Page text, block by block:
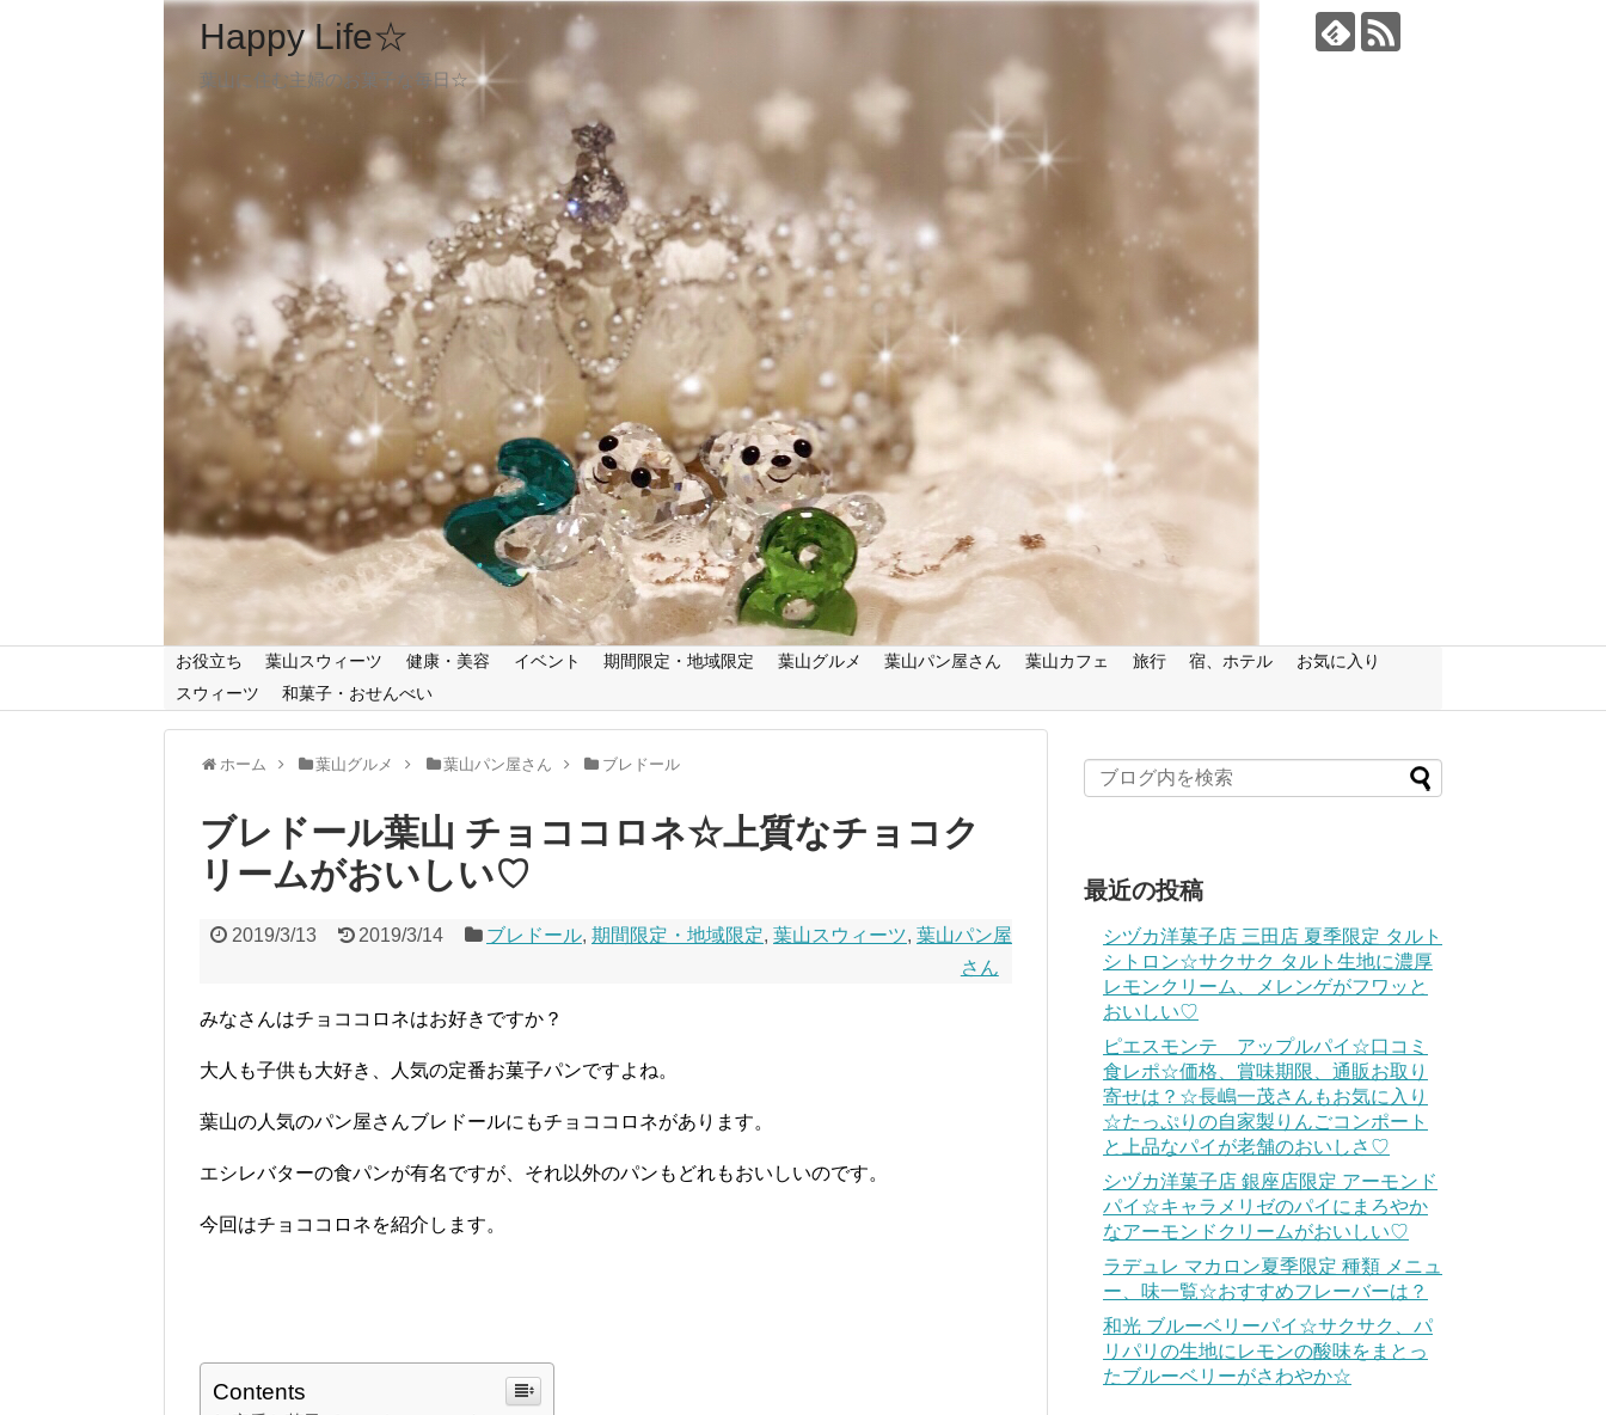
Happy Life☆
葉山に住む主婦のお菓子な毎日☆
お役立ち 葉山スウィーツ 健康・美容 イベント 期間限定・地域限定 葉山グルメ 葉山パン屋さん 葉山カフェ 旅行 宿、ホテル
お気に入り
スウィーツ
和菓子・おせんべい
ホーム 葉山グルメ 葉山パン屋さん ブレドール
ブレドール葉山 チョココロネ☆上質なチョコク
リームがおいしい♡
2019/3/13 2019/3/14 ブレドール, 期間限定・地域限定, 葉山スウィーツ, 葉山パン屋
さん
みなさんはチョココロネはお好きですか？
大人も子供も大好き、人気の定番お菓子パンですよね。
葉山の人気のパン屋さんブレドールにもチョココロネがあります。
エシレバターの食パンが有名ですが、それ以外のパンもどれもおいしいのです。
今回はチョココロネを紹介します。
Contents
最近の投稿
シヅカ洋菓子店 三田店 夏季限定 タルト
シトロン☆サクサク タルト生地に濃厚
レモンクリーム、メレンゲがフワッと
おいしい♡
ピエスモンテ アップルパイ☆口コミ
食レポ☆価格、賞味期限、通販お取り
寄せは？☆長嶋一茂さんもお気に入り
☆たっぷりの自家製りんごコンポート
と上品なパイが老舗のおいしさ♡
シヅカ洋菓子店 銀座店限定 アーモンド
パイ☆キャラメリゼのパイにまろやか
なアーモンドクリームがおいしい♡
ラデュレ マカロン夏季限定 種類 メニュ
ー、味一覧☆おすすめフレーバーは？
和光 ブルーベリーパイ☆サクサク、パ
リパリの生地にレモンの酸味をまとっ
たブルーベリーがさわやか☆